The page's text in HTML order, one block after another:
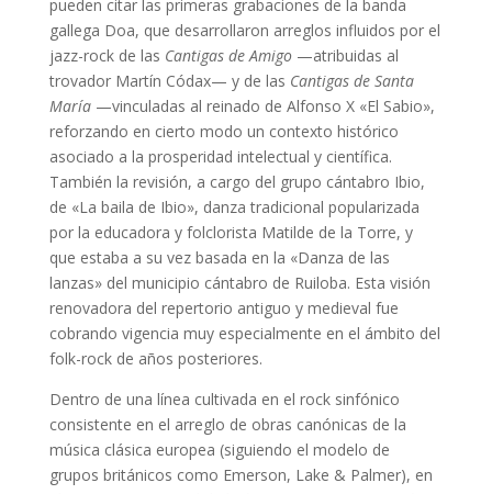
pueden citar las primeras grabaciones de la banda
gallega Doa, que desarrollaron arreglos influidos por el
jazz-rock de las Cantigas de Amigo—atribuidas al
trovador Martín Códax— y de las Cantigas de Santa
María—vinculadas al reinado de Alfonso X «El Sabio»,
reforzando en cierto modo un contexto histórico
asociado a la prosperidad intelectual y científica.
También la revisión, a cargo del grupo cántabro Ibio,
de «La baila de Ibio», danza tradicional popularizada
por la educadora y folclorista Matilde de la Torre, y
que estaba a su vez basada en la «Danza de las
lanzas» del municipio cántabro de Ruiloba. Esta visión
renovadora del repertorio antiguo y medieval fue
cobrando vigencia muy especialmente en el ámbito del
folk-rock de años posteriores.
Dentro de una línea cultivada en el rock sinfónico
consistente en el arreglo de obras canónicas de la
música clásica europea (siguiendo el modelo de
grupos británicos como Emerson, Lake & Palmer), en